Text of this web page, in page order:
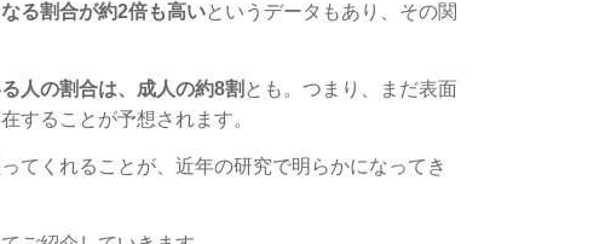
る割合が約2倍も高いというデータもあり、 その関
人の割合は、 成人の約8割 とも。つまり、まだ表面
することが予想されます。
てくれることが、 近年の研究で明らかになってき